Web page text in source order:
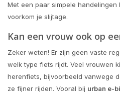
Met een paar simpele
voorkom je slijtage.
Kan een vrouw ook op
Zeker weten! Er zijn geen vaste
welk type fiets rijdt. Veel vrouwen
herenfiets, bijvoorbeeld vanwege
ze fijner rijden. Vooral bij urban e-